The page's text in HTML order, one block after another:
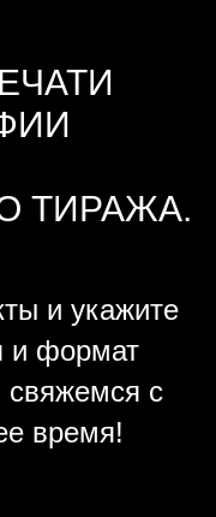
ТИРАЖА.
и укажите
и формат
свяжемся с
время!